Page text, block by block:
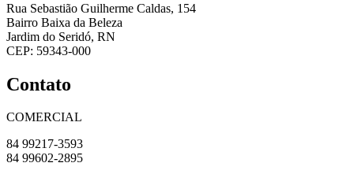
Rua Sebastião Guilherme Caldas, 154
Bairro Baixa da Beleza
Jardim do Seridó, RN
CEP: 59343-000
Contato
COMERCIAL
84 99217-3593
84 99602-2895